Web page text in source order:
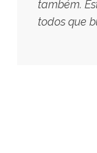
também.
todos que